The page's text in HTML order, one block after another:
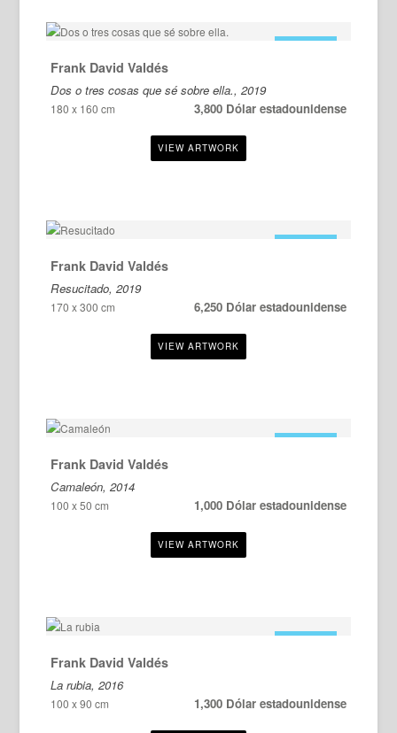
Frank David Valdés
Dos o tres cosas que sé sobre ella., 2019
180 x 160 cm 3,800 Dólar estadounidense
Frank David Valdés
Resucitado, 2019
170 x 300 cm 6,250 Dólar estadounidense
Frank David Valdés
Camaleón, 2014
100 x 50 cm 1,000 Dólar estadounidense
Frank David Valdés
La rubia, 2016
100 x 90 cm 1,300 Dólar estadounidense